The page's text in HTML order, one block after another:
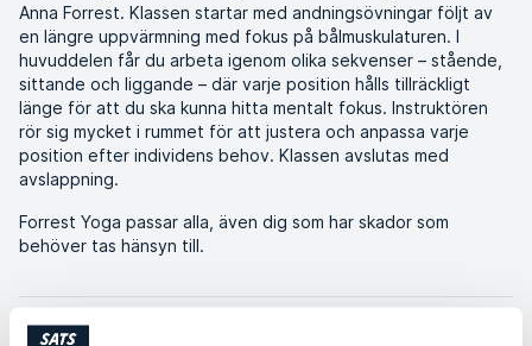
Anna Forrest. Klassen startar med andningsövningar följt av
en längre uppvärmning med fokus på bålmuskulaturen. I
huvuddelen får du arbeta igenom olika sekvenser – stående,
sittande och liggande – där varje position hålls tillräckligt
länge för att du ska kunna hitta mentalt fokus. Instruktören
rör sig mycket i rummet för att justera och anpassa varje
position efter individens behov. Klassen avslutas med
avslappning.
Forrest Yoga passar alla, även dig som har skador som
behöver tas hänsyn till.